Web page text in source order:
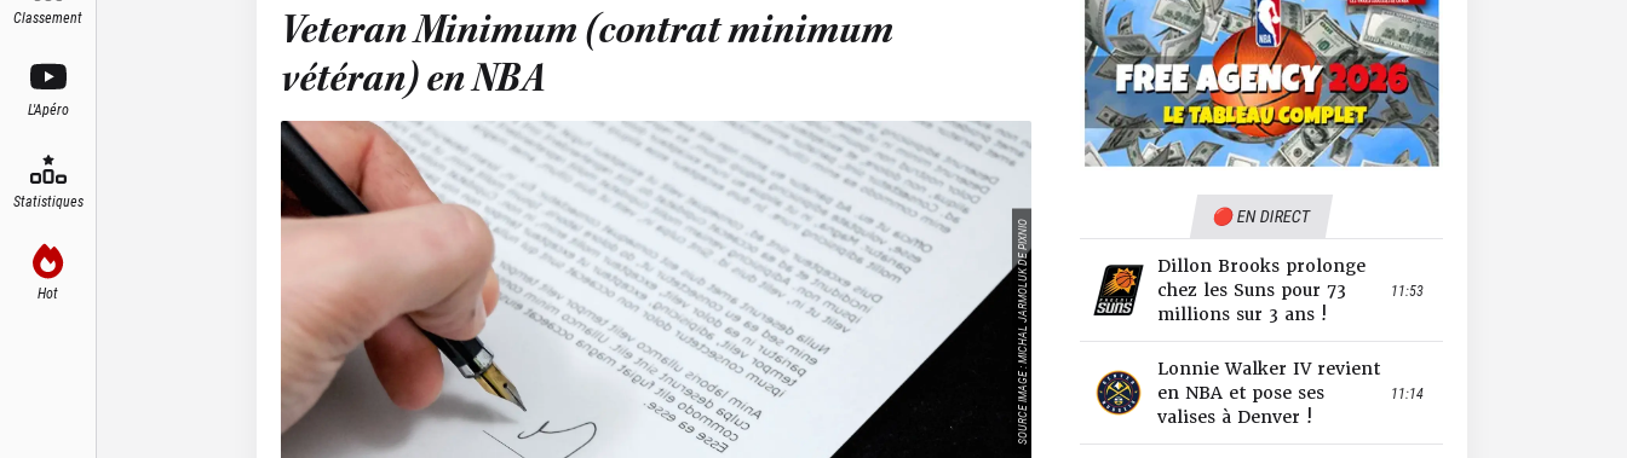
Classement
L'Apéro
Statistiques
Hot
Veteran Minimum (contrat minimum
vétéran) en NBA
SOURCE IMAGE : MICHAL JARMOLUK DE PIXNIO
🔴 EN DIRECT
Dillon Brooks prolonge
chez les Suns pour 73
millions sur 3 ans !
11:53
Lonnie Walker IV revient
en NBA et pose ses
valises à Denver !
11:14